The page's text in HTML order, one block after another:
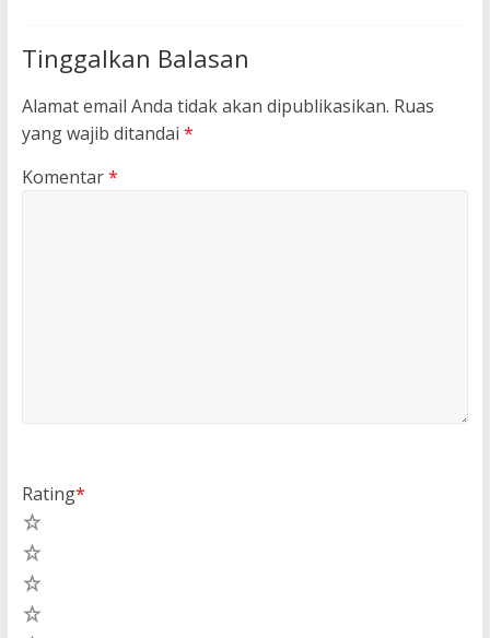
Tinggalkan Balasan
Alamat email Anda tidak akan dipublikasikan. Ruas
yang wajib ditandai *
Komentar*
Rating*